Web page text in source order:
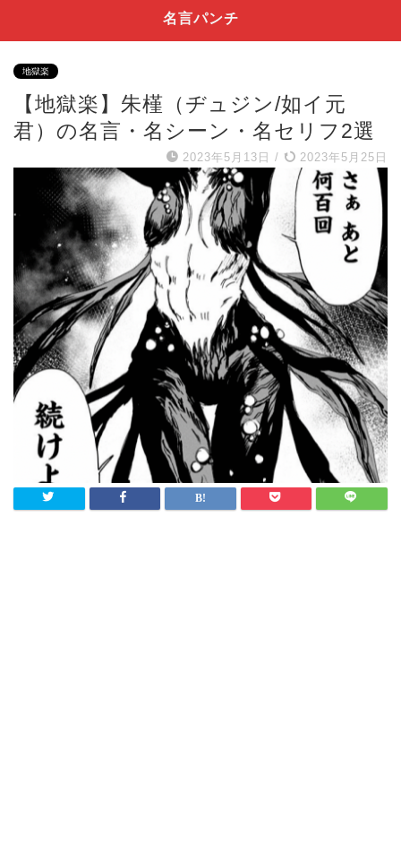
名言パンチ
地獄楽
【地獄楽】朱槿（ヂュジン/如イ元
君）の名言・名シーン・名セリフ2選
2023年5月13日 / 2023年5月25日